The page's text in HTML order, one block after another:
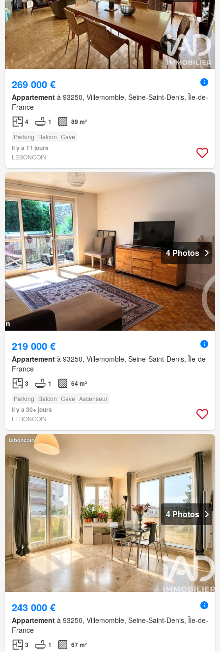
269 000 €
Appartement à 93250, Villemomble, Seine-Saint-Denis, Île-de-
France
4 1 89 m²
Parking Balcon Cave
Il y a 11 jours
LEBONCOIN
4 Photos
219 000 €
Appartement à 93250, Villemomble, Seine-Saint-Denis, Île-de-
France
3 1 64 m²
Parking Balcon Cave Ascenseur
Il y a 30+ jours
LEBONCOIN
4 Photos
243 000 €
Appartement à 93250, Villemomble, Seine-Saint-Denis, Île-de-
France
3 1 67 m²